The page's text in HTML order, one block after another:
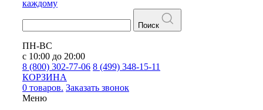
каждому
Поиск
ПН-ВС
с 10:00 до 20:00
8 (800) 302-77-06 8 (499) 348-15-11
КОРЗИНА
0 товаров. Заказать звонок
Меню